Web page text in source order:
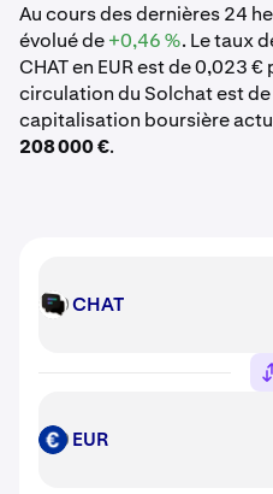
Au cours des dernières 24
évolué de+0,46 %. Le taux
CHAT en EUR est de 0,023 €
circulation du Solchat est de
capitalisation boursière
208 000 €.
CHAT CHAT
EUR EUR